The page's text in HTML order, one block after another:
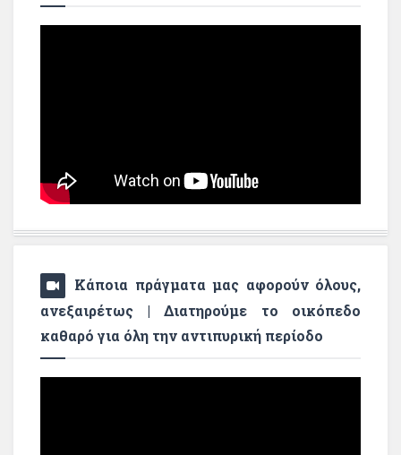
Κάποια πράγματα μας αφορούν όλους,
ανεξαιρέτως | Διατηρούμε το οικόπεδο
καθαρό για όλη την αντιπυρική περίοδο